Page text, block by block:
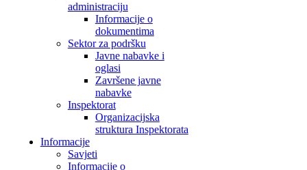
administraciju
Informacije o
dokumentima
Sektor za podršku
Javne nabavke i
oglasi
Završene javne
nabavke
Inspektorat
Organizacijska
struktura Inspektorata
Informacije
Savjeti
Informacije o